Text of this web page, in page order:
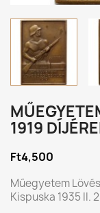
1919
Ft4,500
Műegyetem
Kispuska 1935 II.